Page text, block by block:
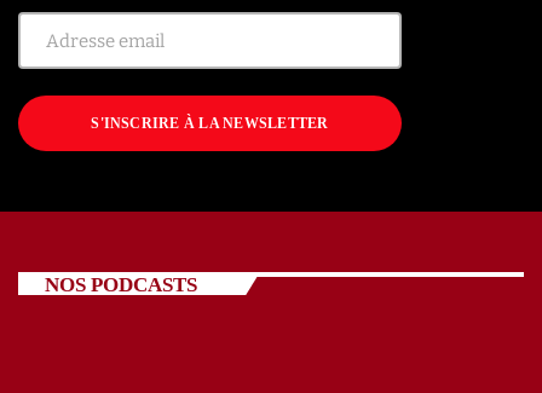
S'INSCRIRE À LA NEWSLETTER
NOS PODCASTS